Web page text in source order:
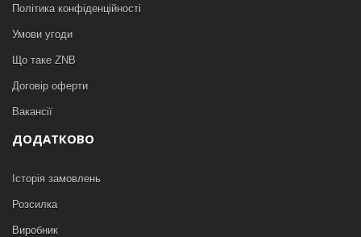
Політика конфіденційності
Умови угоди
Що таке ZNB
Договір оферти
Вакансії
ДОДАТКОВО
Історія замовлень
Розсилка
Виробник